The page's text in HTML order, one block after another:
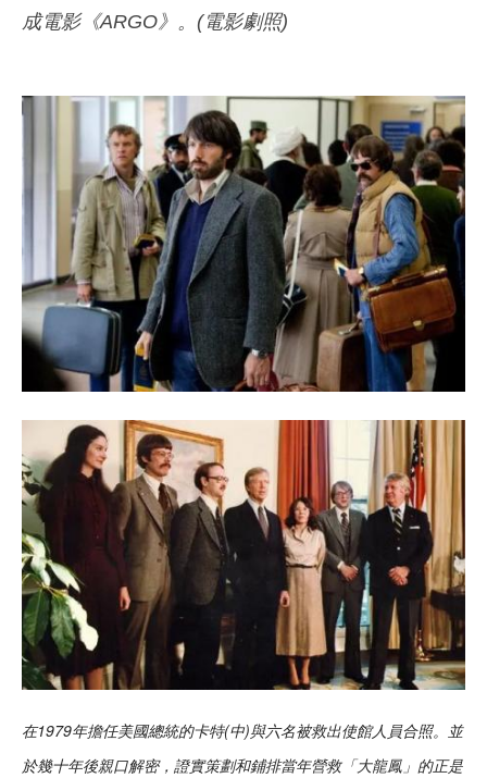
成電影《ARGO》。(電影劇照)
在1979年擔任美國總統的卡特(中)與六名被救出使館人員合照。並
於幾十年後親口解密，證實策劃和鋪排當年營救「大龍鳳」的正是